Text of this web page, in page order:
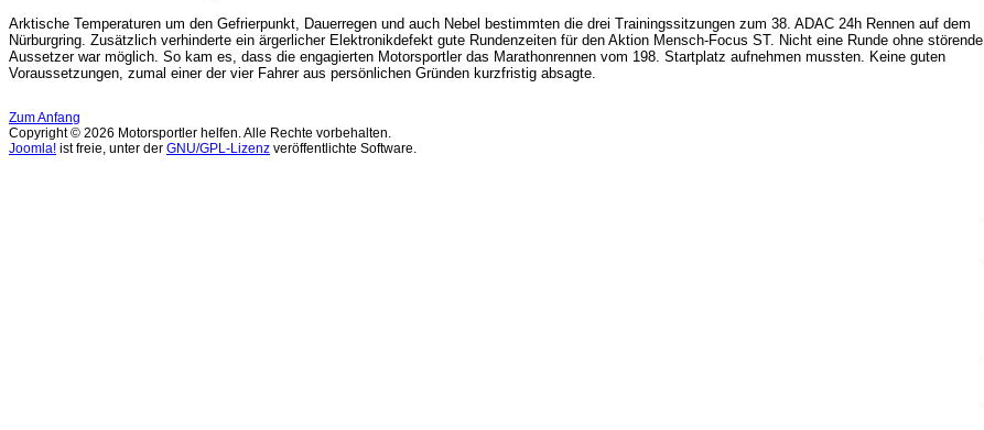
Arktische Temperaturen um den Gefrierpunkt, Dauerregen und auch Nebel bestimmten die drei Trainingssitzungen zum 38. ADAC 24h Rennen auf dem
Nürburgring. Zusätzlich verhinderte ein ärgerlicher Elektronikdefekt gute Rundenzeiten für den Aktion Mensch-Focus ST. Nicht eine Runde ohne störende
Aussetzer war möglich. So kam es, dass die engagierten Motorsportler das Marathonrennen vom 198. Startplatz aufnehmen mussten. Keine guten
Voraussetzungen, zumal einer der vier Fahrer aus persönlichen Gründen kurzfristig absagte.
Zum Anfang
Copyright © 2026 Motorsportler helfen. Alle Rechte vorbehalten.
Joomla! ist freie, unter der GNU/GPL-Lizenz veröffentlichte Software.